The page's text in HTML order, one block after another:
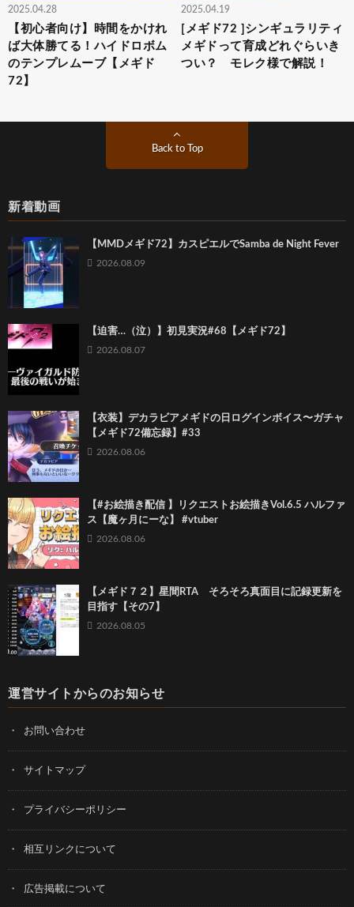
2025.04.28
【初心者向け】時間をかけれ
ば大体勝てる！ハイドロボム
のテンプレムーブ【メギド
72】
2025.04.19
[メギド72 ]シンギュラリティ
メギドって育成どれぐらいき
つい？ モレク様で解説！
Back to Top
新着動画
【MMDメギド72】カスピエルでSamba de Night Fever
2026.08.09
【迫害…（泣）】初見実況#68【メギド72】
2026.08.07
【衣装】デカラビアメギドの日ログインボイス〜ガチャ
【メギド72備忘録】#33
2026.08.06
【#お絵描き配信 】リクエストお絵描きVol.6.5 ハルファ
ス【魔ヶ月にーな】 #vtuber
2026.08.06
【メギド７２】星間RTA そろそろ真面目に記録更新を
目指す【その7】
2026.08.05
運営サイトからのお知らせ
お問い合わせ
サイトマップ
プライバシーポリシー
相互リンクについて
広告掲載について